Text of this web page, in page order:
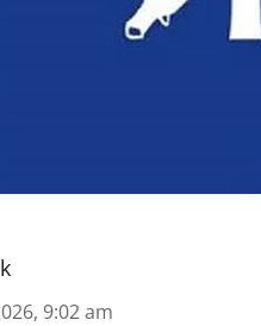
9:02 am